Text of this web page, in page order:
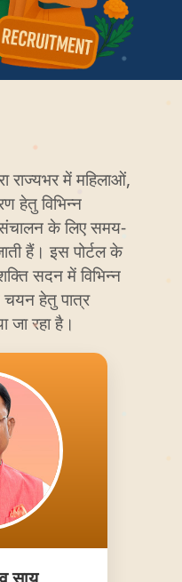
राज्यभर में महिलाओं,
हेतु विभिन्न
के लिए समय-
हैं। इस पोर्टल के
सदन में विभिन्न
चयन हेतु पात्र
जा रहा है।